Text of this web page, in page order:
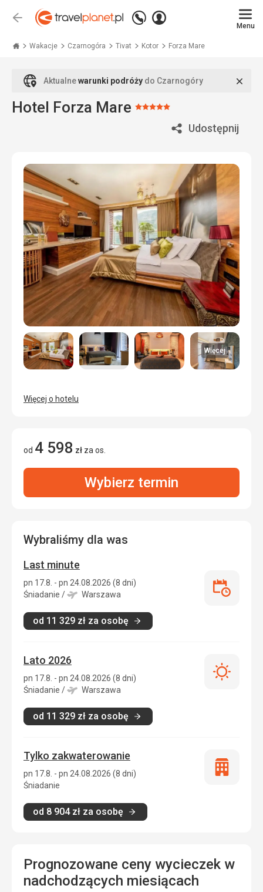
Wstecz
Zadzwoń
+48
771
Zaloguj
Menu
Wakacje Czarnogóra Tivat Kotor Forza Mare
Aktualnewarunki podróży do Czarnogóry
Hotel Forza Mare Ocena:
Udostępnij
Więcej
Więcej o hotelu
od 4 598 zł za os.
Wybierz termin
Wybraliśmy dla was
Last minute
pn 17.8. - pn 24.08.2026 (8 dni)
Śniadanie / Warszawa
od 11 329 zł za osobę
Last
Lato 2026
pn 17.8. - pn 24.08.2026 (8 dni)
Śniadanie / Warszawa
od 11 329 zł za osobę
Lato
Tylko zakwaterowanie
pn 17.8. - pn 24.08.2026 (8 dni)
Śniadanie
od 8 904zł za osobę
Tylko
Prognozowane ceny wycieczek w
nadchodzących miesiącach